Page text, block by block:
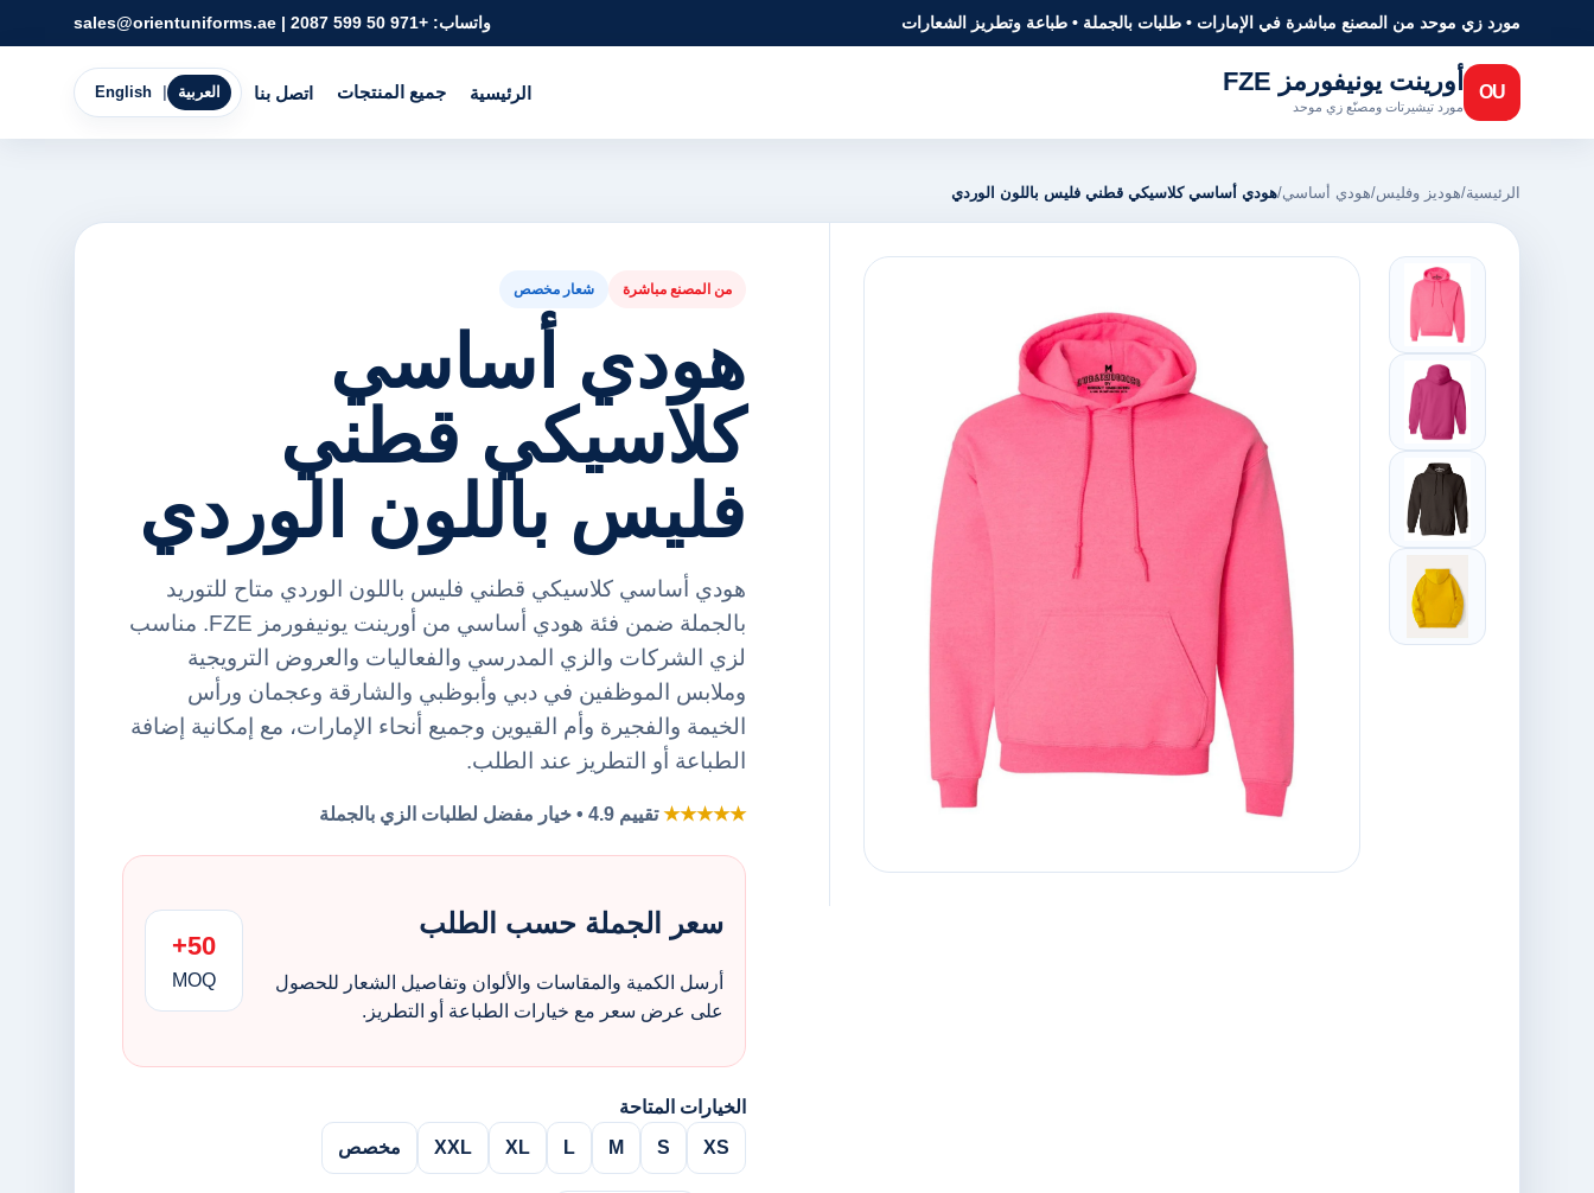
مورد زي موحد من المصنع مباشرة في الإمارات • طلبات بالجملة • طباعة وتطريز الشعارات واتساب: +971 50 599 2087
|
sales@orientuniforms.ae
OU أورينت يونيفورمز FZE
مورد تيشيرتات ومصنّع زي موحد
الرئيسية جميع المنتجات اتصل بنا English العربية
الرئيسية/هوديز وفليس/هودي أساسي/هودي أساسي كلاسيكي قطني فليس باللون الوردي
من المصنع مباشرة شعار مخصص
هودي أساسي
كلاسيكي قطني
فليس باللون الوردي
هودي أساسي كلاسيكي قطني فليس باللون الوردي متاح للتوريد
بالجملة ضمن فئة هودي أساسي من أورينت يونيفورمز FZE. مناسب
لزي الشركات والزي المدرسي والفعاليات والعروض الترويجية
وملابس الموظفين في دبي وأبوظبي والشارقة وعجمان ورأس
الخيمة والفجيرة وأم القيوين وجميع أنحاء الإمارات، مع إمكانية إضافة
الطباعة أو التطريز عند الطلب.
★★★★★تقييم 4.9 • خيار مفضل لطلبات الزي بالجملة
سعر الجملة حسب الطلب
أرسل الكمية والمقاسات والألوان وتفاصيل الشعار للحصول
على عرض سعر مع خيارات الطباعة أو التطريز.
50+
MOQ
الخيارات المتاحة
XS
S
M
L
XL
XXL مخصص